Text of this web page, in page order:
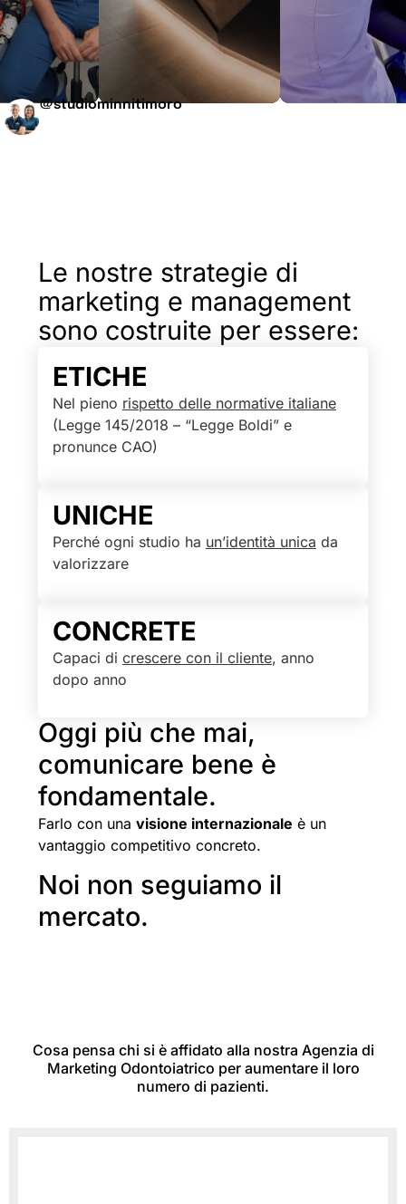
@studiominnitimoro
Le nostre strategie di
marketing e management
sono costruite per essere:
ETICHE
Nel pieno rispetto delle normative italiane
(Legge 145/2018 – “Legge Boldi” e
pronunce CAO)
UNICHE
Perché ogni studio ha un’identità unica da
valorizzare
CONCRETE
Capaci di crescere con il cliente, anno
dopo anno
Oggi più che mai,
comunicare bene è
fondamentale.
Farlo con una visione internazionale è un
vantaggio competitivo concreto.
Noi non seguiamo il
mercato.
Cosa pensa chi si è affidato alla nostra Agenzia di
Marketing Odontoiatrico per aumentare il loro
numero di pazienti.